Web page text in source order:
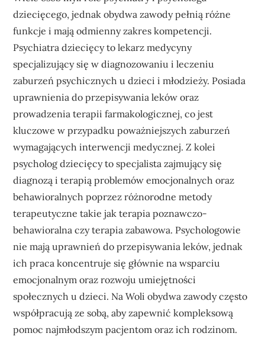
dziecięcego, jednak obydwa zawody pełnią różne
funkcje i mają odmienny zakres kompetencji.
Psychiatra dziecięcy to lekarz medycyny
specjalizujący się w diagnozowaniu i leczeniu
zaburzeń psychicznych u dzieci i młodzieży. Posiada
uprawnienia do przepisywania leków oraz
prowadzenia terapii farmakologicznej, co jest
kluczowe w przypadku poważniejszych zaburzeń
wymagających interwencji medycznej. Z kolei
psycholog dziecięcy to specjalista zajmujący się
diagnozą i terapią problemów emocjonalnych oraz
behawioralnych poprzez różnorodne metody
terapeutyczne takie jak terapia poznawczo-
behawioralna czy terapia zabawowa. Psychologowie
nie mają uprawnień do przepisywania leków, jednak
ich praca koncentruje się głównie na wsparciu
emocjonalnym oraz rozwoju umiejętności
społecznych u dzieci. Na Woli obydwa zawody często
współpracują ze sobą, aby zapewnić kompleksową
pomoc najmłodszym pacjentom oraz ich rodzinom.